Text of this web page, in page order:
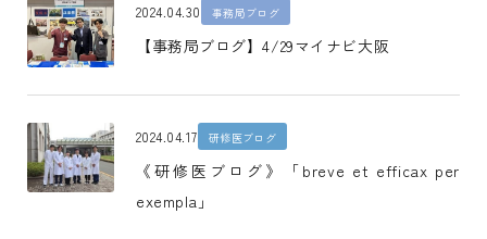
2024.04.30 事務局ブログ
【事務局ブログ】4/29マイナビ大阪
2024.04.17 研修医ブログ
《研修医ブログ》「breve et efficax per
exempla」